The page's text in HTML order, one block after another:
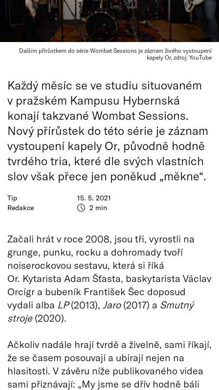
Dalším přírůstkem do série Wombat Sessions je záznam živého vystoupení
kapely Or, zdroj: YouTube
Tip
Redakce
15. 5. 2021
2 min
Každý měsíc se ve studiu situovaném
v pražském Kampusu Hybernská
konají takzvané Wombat Sessions.
Nový přírůstek do této série je záznam
vystoupení kapely Or, původně hodně
tvrdého tria, které dle svých vlastních
slov však přece jen poněkud „měkne“.
Začali hrát v roce 2008, jsou tři, vyrostli na
grunge, punku, rocku a dohromady tvoří
noiserockovou sestavu, která si říká
Or. Kytarista Adam Šťasta, baskytarista Václav
Orcígr a bubeník František Šec doposud
vydali alba LP(2013), Jaro(2017) a Smutný
stroje(2020).
Ačkoliv nadále hrají tvrdě a živelně, sami říkají,
že se časem posouvají a ubírají nejen na
hlasitosti. V závěru níže publikovaného videa
sami přiznávají: „My jsme se dřív hodně báli